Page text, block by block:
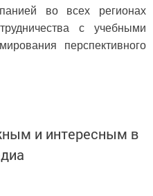
во всех регионах
с учебными
перспективного
и интересным в